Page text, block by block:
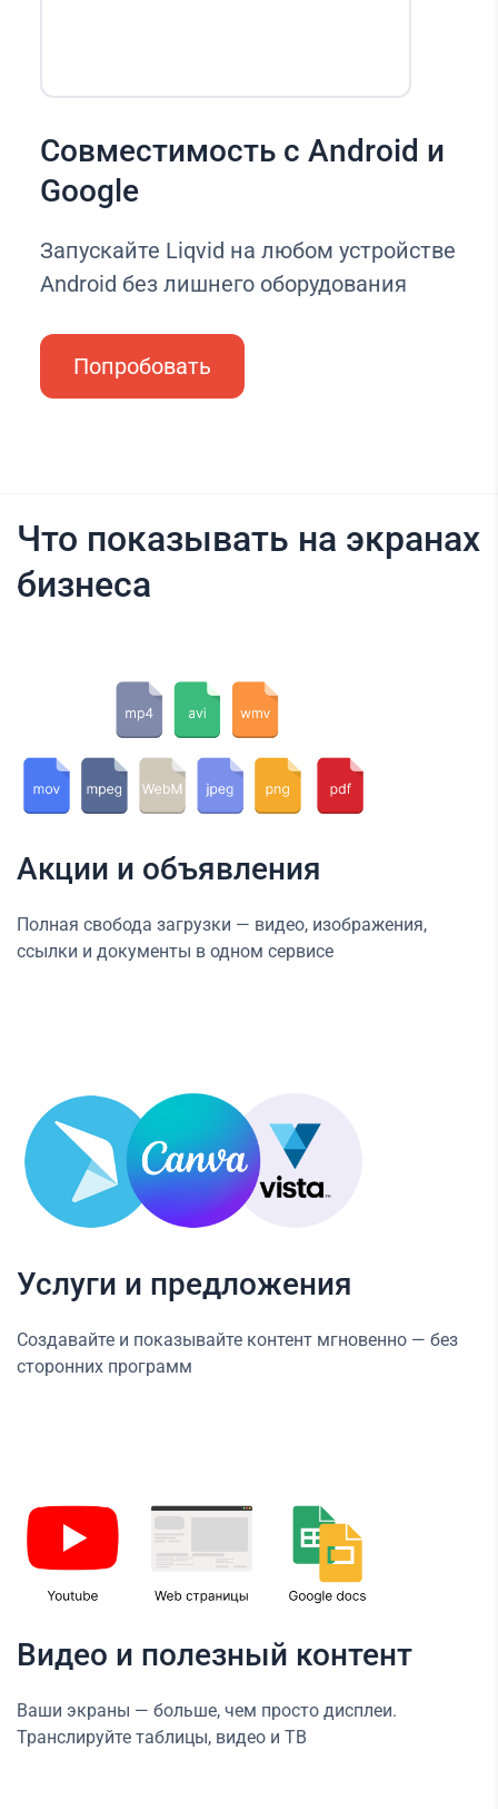
Совместимость с Android и
Google
Запускайте Liqvid на любом устройстве
Android без лишнего оборудования
Попробовать
Что показывать на экранах
бизнеса
Акции и объявления
Полная свобода загрузки — видео, изображения,
ссылки и документы в одном сервисе
Услуги и предложения
Создавайте и показывайте контент мгновенно — без
сторонних программ
Видео и полезный контент
Ваши экраны — больше, чем просто дисплеи.
Транслируйте таблицы, видео и ТВ